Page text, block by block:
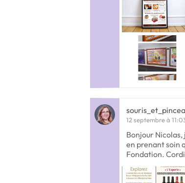
12 septembre à
Bonjour
en prenant soin
Fondation.